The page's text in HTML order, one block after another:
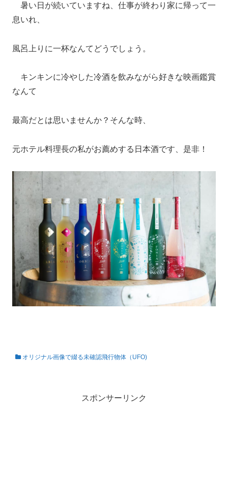
暑い日が続いていますね、仕事が終わり家に帰って一
息いれ、
風呂上りに一杯なんてどうでしょう。
キンキンに冷やした冷酒を飲みながら好きな映画鑑賞
なんて
最高だとは思いませんか？そんな時、
元ホテル料理長の私がお薦めする日本酒です、是非！
オリジナル画像で綴る未確認飛行物体（UFO)
スポンサーリンク